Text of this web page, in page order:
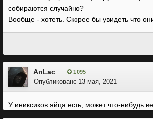
собираются случайно?
Вообще - хотеть. Скорее бы увидеть что
AnLac 1 095
Опубликовано 13 мая, 2021
У иниксиков яйца есть, может что-нибудь